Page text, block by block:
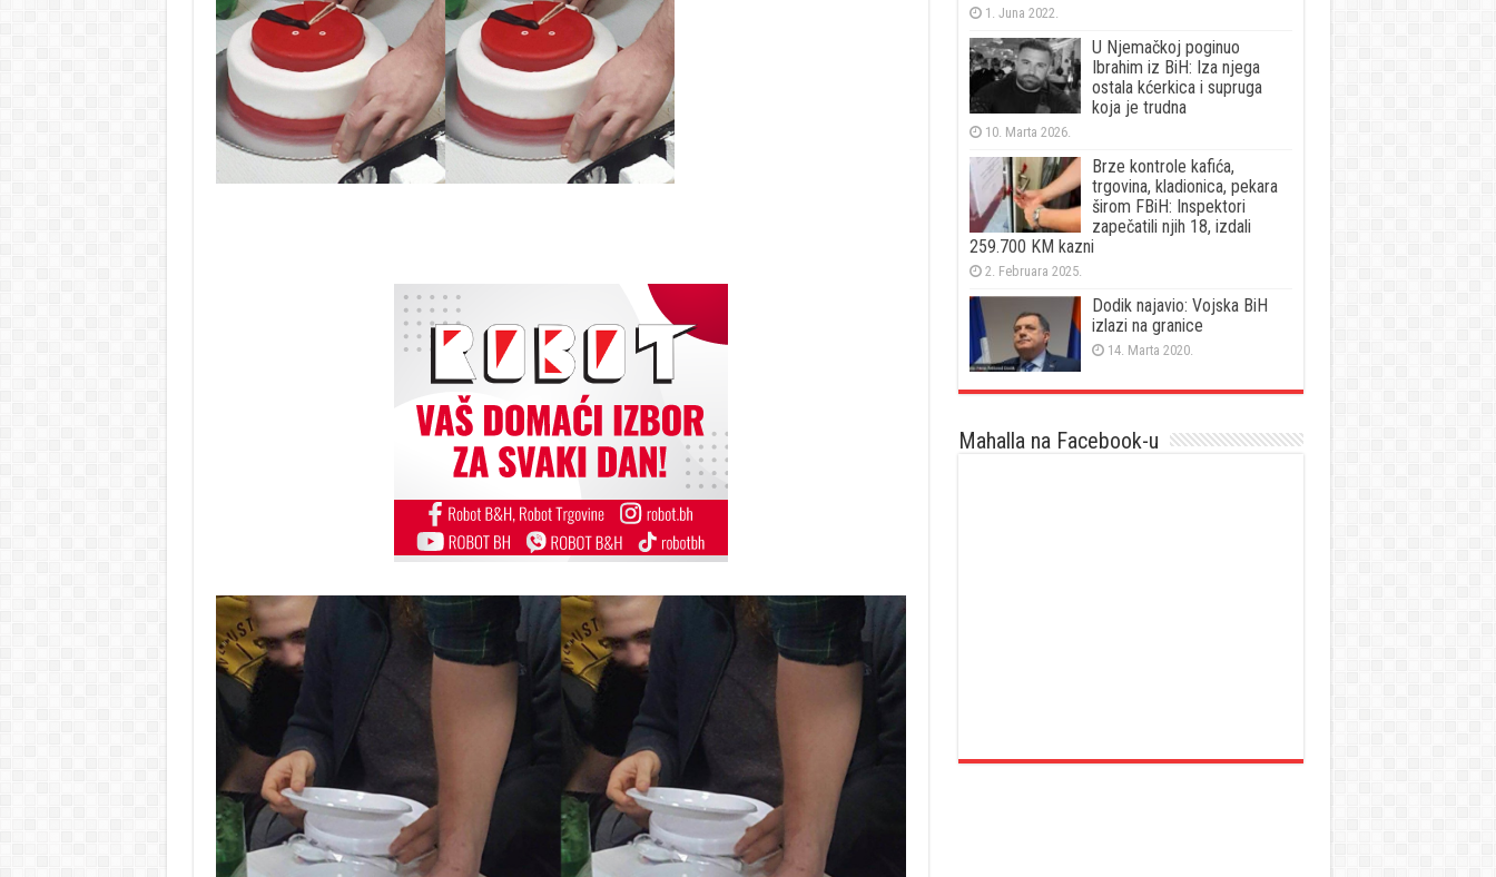
1. Juna 2022.
U Njemačkoj poginuo
Ibrahim iz BiH: Iza njega
ostala kćerkica i supruga
koja je trudna
10. Marta 2026.
Brze kontrole kafića,
trgovina, kladionica, pekara
širom FBiH: Inspektori
zapečatili njih 18, izdali
259.700 KM kazni
2. Februara 2025.
Dodik najavio: Vojska BiH
izlazi na granice
14. Marta 2020.
Mahalla na Facebook-u